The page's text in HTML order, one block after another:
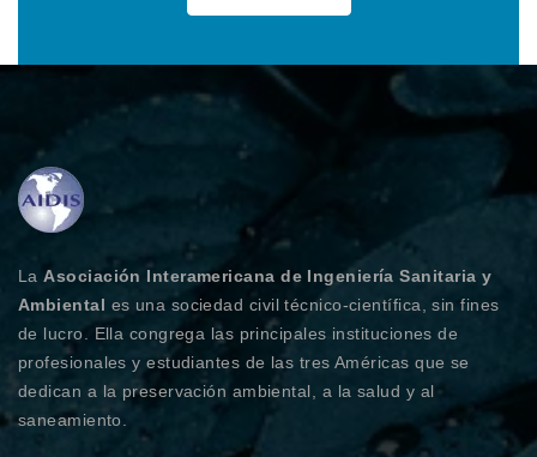
LaAsociación Interamericana de Ingeniería Sanitaria y
Ambiental es una sociedad civil técnico-científica, sin fines
de lucro. Ella congrega las principales instituciones de
profesionales y estudiantes de las tres Américas que se
dedican a la preservación ambiental, a la salud y al
saneamiento.